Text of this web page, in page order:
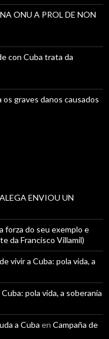
ONU A PROL DE NON
con Cuba trata da
graves danos causados
ENVIOU UN
forza do seu exemplo e
da Francisco Villamil)
vivir a Cuba: pola vida, a
pola vida, a soberanía
a Cuba en Campaña de